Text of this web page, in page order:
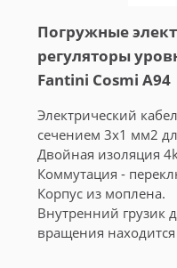
Погружные
регуляторы
Fantini Cosmi A94
Электрический
сечением 3x1 мм2
Двойная изоляция
Коммутация -
Корпус из моплена.
Внутренний грузик
вращения